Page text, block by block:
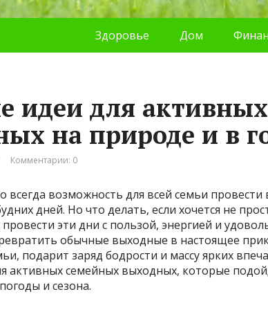
Здоровье Дом
идеи для
на природе и в
Комментарии: 0
возможность для всей семьи
дней. Но что делать, если хочется не
эти дни с пользой, энергией и
обычные выходные в настоящее
подарит заряд бодрости и массу ярких
активных семейных выходных, которые
и сезона.